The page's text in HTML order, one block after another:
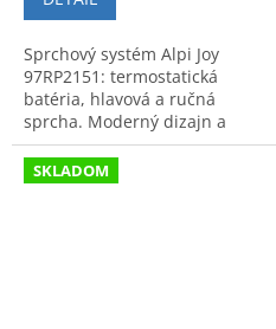
Sprchový systém Alpi Joy
97RP2151: termostatická
batéria, hlavová a ručná
sprcha. Moderný dizajn a
vysoká kvalita pre vašu
kúpeľňu.
SKLADOM